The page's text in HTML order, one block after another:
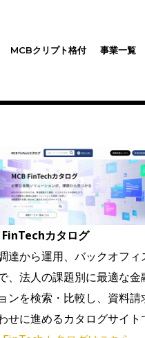
MCBクリプト格付 事業一覧
FinTechカタログ
達から運用、バックオフィ
、法人の課題別に最適な金
ンを検索・比較し、資料請
せに進めるカタログサイト